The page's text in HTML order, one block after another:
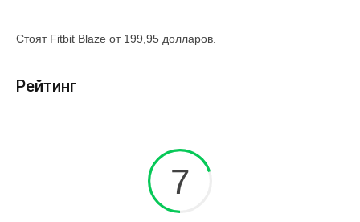
Стоят Fitbit Blaze от 199,95 долларов.
Рейтинг
7